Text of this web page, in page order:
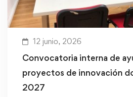
12 junio, 2026
Convocatoria interna de
proyectos de innovación
2027